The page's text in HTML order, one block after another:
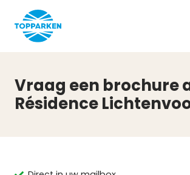
Vraag een brochure
Résidence